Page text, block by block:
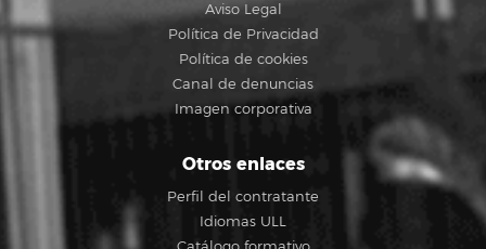
Aviso Legal
Política de Privacidad
Política de cookies
Canal de denuncias
Imagen corporativa
Otros enlaces
Perfil del contratante
Idiomas ULL